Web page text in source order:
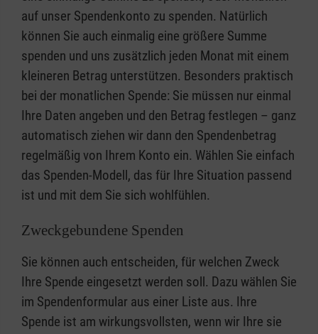
auf unser Spendenkonto zu spenden. Natürlich
können Sie auch einmalig eine größere Summe
spenden und uns zusätzlich jeden Monat mit einem
kleineren Betrag unterstützen. Besonders praktisch
bei der monatlichen Spende: Sie müssen nur einmal
Ihre Daten angeben und den Betrag festlegen – ganz
automatisch ziehen wir dann den Spendenbetrag
regelmäßig von Ihrem Konto ein. Wählen Sie einfach
das Spenden-Modell, das für Ihre Situation passend
ist und mit dem Sie sich wohlfühlen.
Zweckgebundene Spenden
Sie können auch entscheiden, für welchen Zweck
Ihre Spende eingesetzt werden soll. Dazu wählen Sie
im Spendenformular aus einer Liste aus. Ihre
Spende ist am wirkungsvollsten, wenn wir Ihre sie